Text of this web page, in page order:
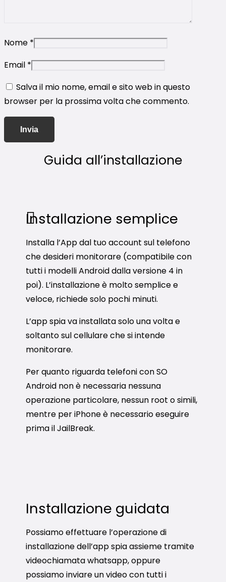
Nome *
Email *
Salva il mio nome, email e sito web in questo
browser per la prossima volta che commento.
Guida all’installazione
Installazione semplice
Installa l’App dal tuo account sul telefono
che desideri monitorare (compatibile con
tutti i modelli Android dalla versione 4 in
poi). L’installazione è molto semplice e
veloce, richiede solo pochi minuti.
L’app spia va installata solo una volta e
soltanto sul cellulare che si intende
monitorare.
Per quanto riguarda telefoni con SO
Android non è necessaria nessuna
operazione particolare, nessun root o simili,
mentre per iPhone è necessario eseguire
prima il JailBreak.
Installazione guidata
Possiamo effettuare l’operazione di
installazione dell’app spia assieme tramite
videochiamata whatsapp, oppure
possiamo inviare un video con tutti i